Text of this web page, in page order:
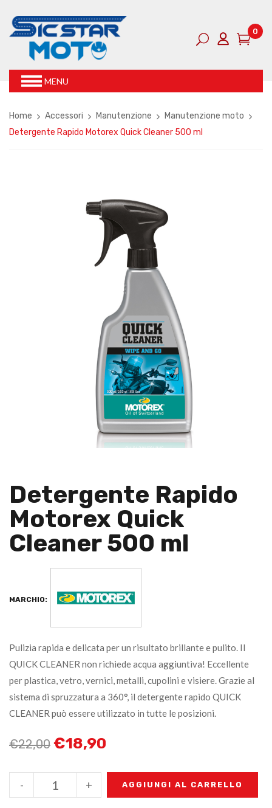
0
MENU
Home Accessori Manutenzione
Manutenzione moto
Detergente Rapido Motorex Quick Cleaner 500 ml
Detergente Rapido
Motorex Quick
Cleaner 500 ml
MARCHIO:
Pulizia rapida e delicata per un risultato brillante e pulito. Il
QUICK CLEANER non richiede acqua aggiuntiva! Eccellente
per plastica, vetro, vernici, metalli, cupolini e visiere. Grazie al
sistema di spruzzatura a 360°, il detergente rapido QUICK
CLEANER può essere utilizzato in tutte le posizioni.
€22,00 €18,90
+
- AGGIUNGI AL CARRELLO